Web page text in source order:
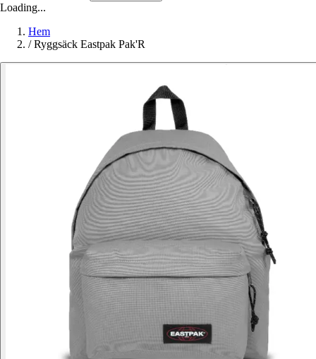
Loading...
Hem
/ Ryggsäck Eastpak Pak'R